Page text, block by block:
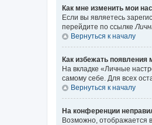
Как мне изменить мои
Если вы являетесь
перейдите по ссылке
Вернуться к началу
Как избежать появления
На вкладке «Личные
самому себе. Для всех
Вернуться к началу
На конференции
Возможно, отображается